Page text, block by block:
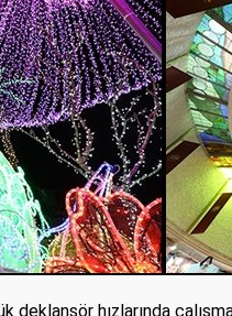
hızlarında